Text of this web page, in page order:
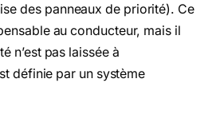
des panneaux de priorité). Ce
au conducteur, mais il
n’est pas laissée à
définie par un système